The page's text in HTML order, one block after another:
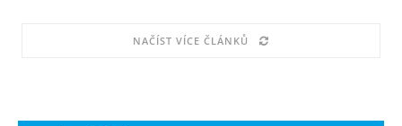
NAČÍST VÍCE ČLÁNKŮ